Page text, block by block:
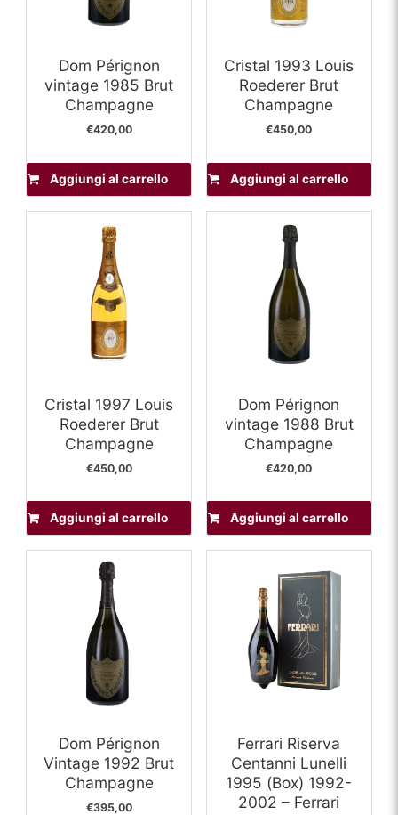
Dom Pérignon
vintage 1985 Brut
Champagne
€420,00
Aggiungi al carrello
Cristal 1993 Louis
Roederer Brut
Champagne
€450,00
Aggiungi al carrello
Cristal 1997 Louis
Roederer Brut
Champagne
€450,00
Aggiungi al carrello
Dom Pérignon
vintage 1988 Brut
Champagne
€420,00
Aggiungi al carrello
Dom Pérignon
Vintage 1992 Brut
Champagne
€395,00
Ferrari Riserva
Centanni Lunelli
1995 (Box) 1992-
2002 – Ferrari